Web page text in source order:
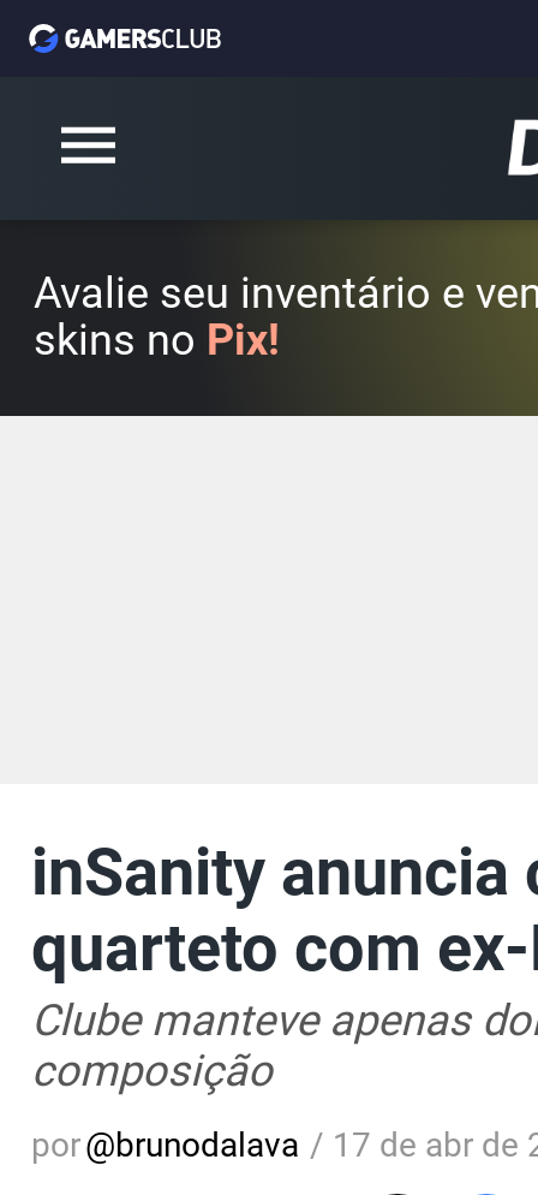
Avalie seu inventário e
skins no Pix!
inSanity anuncia
quarteto com
Clube manteve apenas
composição
por@brunodalava / 17 de abr de